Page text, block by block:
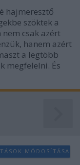
hajmeresztő
szöktek a
csak azért
hanem azért
a legtöbb
megfelelni. És
MÓDOSÍTÁSA